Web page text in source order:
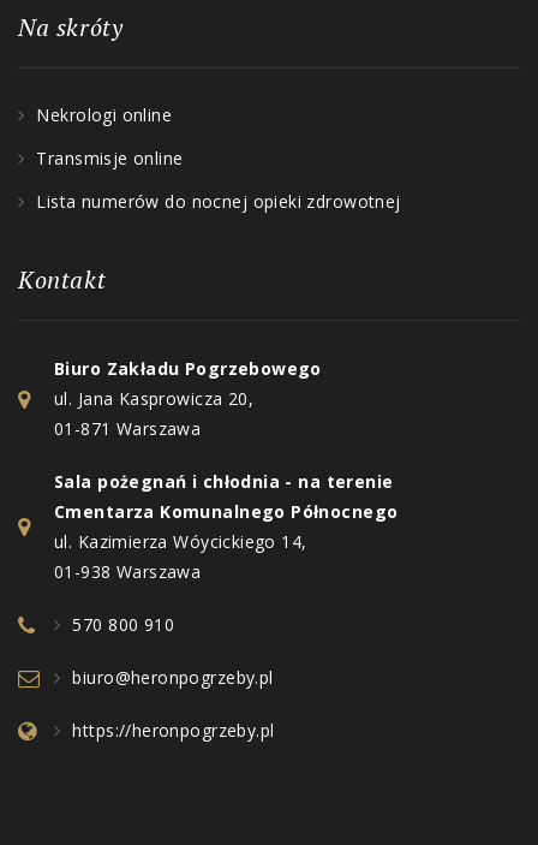
Na skróty
Nekrologi online
Transmisje online
Lista numerów do nocnej opieki zdrowotnej
Kontakt
Biuro Zakładu Pogrzebowego
ul. Jana Kasprowicza 20,
01-871 Warszawa
Sala pożegnań i chłodnia - na terenie
Cmentarza Komunalnego Północnego
ul. Kazimierza Wóycickiego 14,
01-938 Warszawa
570 800 910
biuro@heronpogrzeby.pl
https://heronpogrzeby.pl